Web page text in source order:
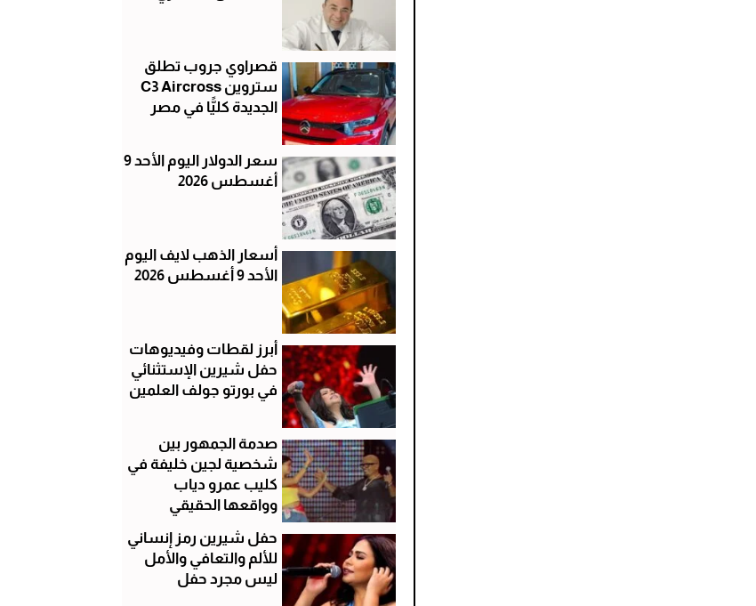
قصراوي جروب تطلق
ستروين C3 Aircross
الجديدة كليًّا في مصر
سعر الدولار اليوم الأحد 9
أغسطس 2026
أسعار الذهب لايف اليوم
الأحد 9 أغسطس 2026
أبرز لقطات وفيديوهات
حفل شيرين الإستثنائي
في بورتو جولف العلمين
صدمة الجمهور بين
شخصية لجين خليفة في
كليب عمرو دياب
وواقعها الحقيقي
حفل شيرين رمز إنساني
للألم والتعافي والأمل
ليس مجرد حفل